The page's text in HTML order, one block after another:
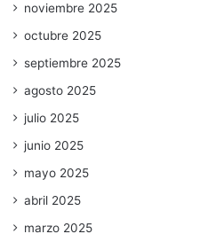
noviembre 2025
octubre 2025
septiembre 2025
agosto 2025
julio 2025
junio 2025
mayo 2025
abril 2025
marzo 2025